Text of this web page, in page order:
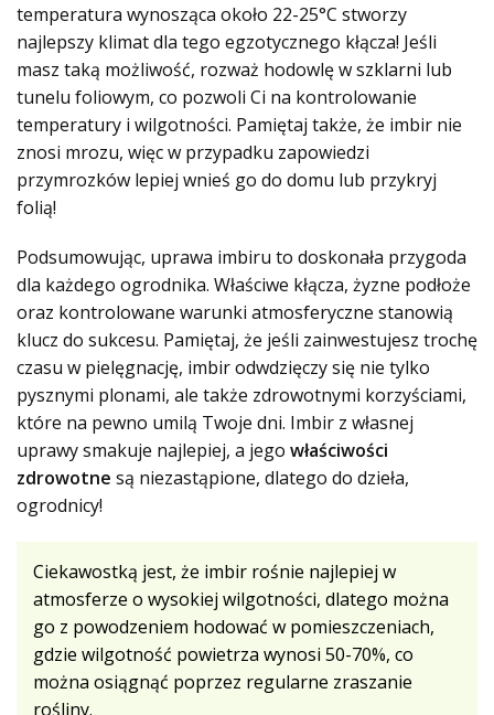
temperatura wynosząca około 22-25°C stworzy
najlepszy klimat dla tego egzotycznego kłącza! Jeśli
masz taką możliwość, rozważ hodowlę w szklarni lub
tunelu foliowym, co pozwoli Ci na kontrolowanie
temperatury i wilgotności. Pamiętaj także, że imbir nie
znosi mrozu, więc w przypadku zapowiedzi
przymrozków lepiej wnieś go do domu lub przykryj
folią!
Podsumowując, uprawa imbiru to doskonała przygoda
dla każdego ogrodnika. Właściwe kłącza, żyzne podłoże
oraz kontrolowane warunki atmosferyczne stanowią
klucz do sukcesu. Pamiętaj, że jeśli zainwestujesz trochę
czasu w pielęgnację, imbir odwdzięczy się nie tylko
pysznymi plonami, ale także zdrowotnymi korzyściami,
które na pewno umilą Twoje dni. Imbir z własnej
uprawy smakuje najlepiej, a jego właściwości
zdrowotne są niezastąpione, dlatego do dzieła,
ogrodnicy!
Ciekawostką jest, że imbir rośnie najlepiej w
atmosferze o wysokiej wilgotności, dlatego można
go z powodzeniem hodować w pomieszczeniach,
gdzie wilgotność powietrza wynosi 50-70%, co
można osiągnąć poprzez regularne zraszanie
rośliny.